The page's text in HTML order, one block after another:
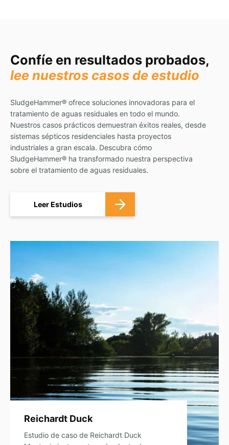
Confíe en resultados probados,
lee nuestros casos de estudio
SludgeHammer® ofrece soluciones innovadoras para el
tratamiento de aguas residuales en todo el mundo.
Nuestros casos prácticos demuestran éxitos reales, desde
sistemas sépticos residenciales hasta proyectos
industriales a gran escala. Descubra cómo
SludgeHammer® ha transformado nuestra perspectiva
sobre el tratamiento de aguas residuales.
Leer Estudios
Reichardt Duck
Estudio de caso de Reichardt Duck